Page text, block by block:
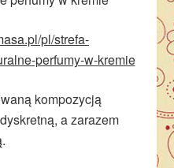
pl/strefa-
perfumy-w-kremie
kompozycją
a zarazem